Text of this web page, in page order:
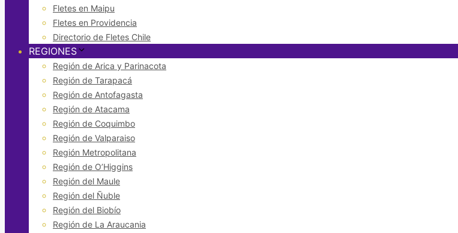
Fletes en Maipu
Fletes en Providencia
Directorio de Fletes Chile
REGIONES
Región de Arica y Parinacota
Región de Tarapacá
Región de Antofagasta
Región de Atacama
Región de Coquimbo
Región de Valparaiso
Región Metropolitana
Región de O’Higgins
Región del Maule
Región del Ñuble
Región del Biobío
Región de La Araucania